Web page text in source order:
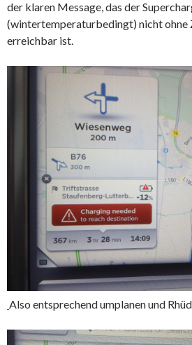
der klaren Message, das der
(wintertemperaturbedingt) nicht ohne
erreichbar ist.
Also entsprechend umplanen und